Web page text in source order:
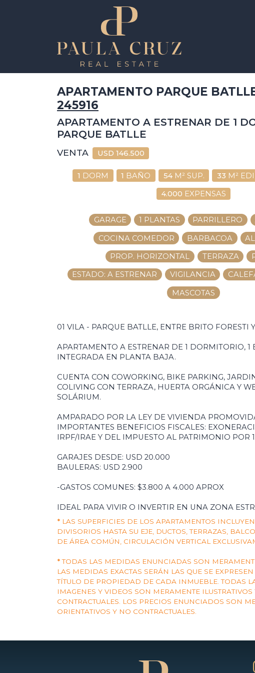
APARTAMENTO PARQUE
245916
APARTAMENTO A ESTRENAR DE 1
PARQUE BATLLE
VENTA USD 146.500
1 DORM 1 BAÑO 54M² SUP. 33 M²
4.000 EXPENSAS
GARAGE 1 PLANTAS PARRILLERO
COCINA COMEDOR BARBACOA
PROP. HORIZONTAL TERRAZA
ESTADO: A ESTRENAR VIGILANCIA
MASCOTAS
01 VILA - PARQUE BATLLE, ENTRE BRITO FORESTI
APARTAMENTO A ESTRENAR DE 1 DORMITORIO,
INTEGRADA EN PLANTA BAJA.
CUENTA CON COWORKING, BIKE PARKING,
COLIVING CON TERRAZA, HUERTA ORGÁNICA Y
SOLÁRIUM.
AMPARADO POR LA LEY DE VIVIENDA
IMPORTANTES BENEFICIOS FISCALES:
IRPF/IRAE Y DEL IMPUESTO AL PATRIMONIO POR
GARAJES DESDE: USD 20.000
BAULERAS: USD 2.900
-GASTOS COMUNES: $3.800 A 4.000 APROX
IDEAL PARA VIVIR O INVERTIR EN UNA ZONA
* LAS SUPERFICIES DE LOS APARTAMENTOS
DIVISORIOS HASTA SU EJE, DUCTOS, TERRAZAS,
DE ÁREA COMÚN, CIRCULACIÓN VERTICAL
*TODAS LAS MEDIDAS ENUNCIADAS SON
LAS MEDIDAS EXACTAS SERÁN LAS QUE SE
TÍTULO DE PROPIEDAD DE CADA INMUEBLE. TODAS
IMAGENES Y VIDEOS SON MERAMENTE ILUSTRATIVOS
CONTRACTUALES. LOS PRECIOS ENUNCIADOS SON
ORIENTATIVOS Y NO CONTRACTUALES.